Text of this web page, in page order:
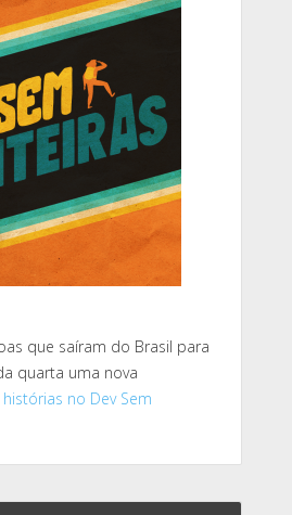
que saíram do Brasil para
quarta uma nova
no Dev Sem